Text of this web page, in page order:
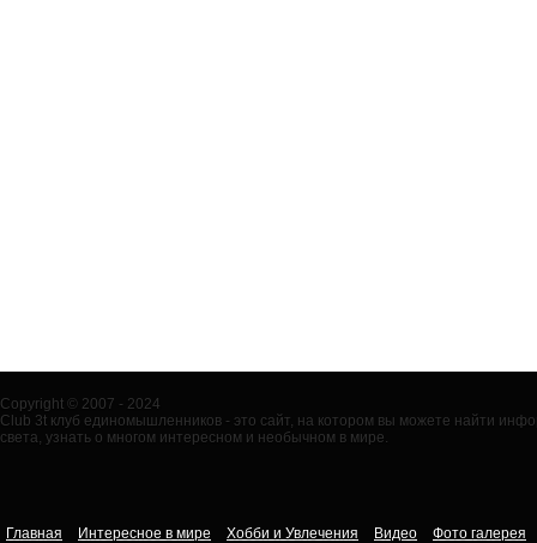
Copyright © 2007 - 2024
Club 3t клуб единомышленников - это сайт, на котором вы можете найти
света, узнать о многом интересном и необычном в мире.
Главная Интересное в мире Хобби и Увлечения Видео
Фото галерея